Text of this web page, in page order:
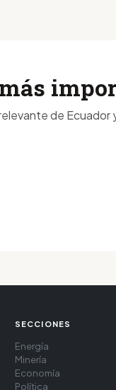
de
SECCIONES
Energía
Minería
Economía
Política